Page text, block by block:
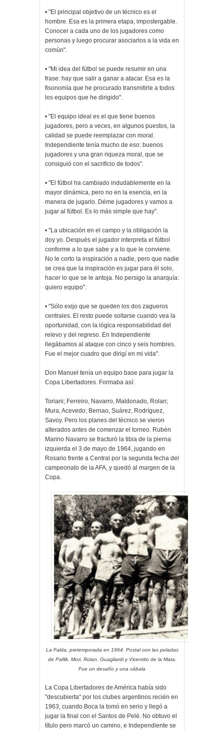
• "El principal objetivo de un técnico es el
hombre. Esa es la primera etapa, impostergable.
Conocer a cada uno de los jugadores como
personas y luego procurar asociarlos a la vida en
común".
• "Mi idea del fútbol se puede resumir en una
frase: hay que salir a ganar a atacar. Esa es la
fisonomía que he procurado transmitirle a todos
los equipos que he dirigido".
• "El equipo ideal es el que tiene buenos
jugadores, pero a veces, en algunos puestos, la
calidad se puede reemplazar con moral.
Independiente tenía mucho de eso: buenos
jugadores y una gran riqueza moral, que se
consiguió con el sacrificio de todos".
• "El fútbol ha cambiado indudablemente en la
mayor dinámica, pero no en la esencia, en la
manera de jugarlo. Déme jugadores y vamos a
jugar al fútbol. Es lo más simple que hay".
• "La ubicación en el campo y la obligación la
doy yo. Después el jugador interpreta el fútbol
conforme a lo que sabe y a lo que le conviene.
No le corto la inspiración a nadie, pero que nadie
se crea que la inspiración es jugar para él solo,
hacer lo que se le antoja. No persigo la anarquía:
quiero equipo".
• "Sólo exijo que se queden los dos zagueros
centrales. El resto puede soltarse cuando vea la
oportunidad, con la lógica responsabilidad del
relevo y del regreso. En Independiente
llegábamos al ataque con cinco y seis hombres.
Fue el mejor cuadro que dirigí en mi vida".
Don Manuel tenía un equipo base para jugar la
Copa Libertadores. Formaba así:
Toriani; Ferreiro, Navarro, Maldonado, Rolan;
Mura, Acevedo; Bernao, Suárez, Rodríguez,
Savoy. Pero los planes del técnico se vieron
alterados antes de comenzar el torneo. Rubén
Marino Navarro se fracturó la tibia de la pierna
izquierda el 3 de mayo de 1964, jugando en
Rosario frente a Central por la segunda fecha del
campeonato de la AFA, y quedó al margen de la
Copa.
La Falda, pretemporada en 1964. Postal con las peladas
de Paflik, Mori, Rolan, Guagliardi y Vicentito de la Mata.
Fue un desafío y una cábala
La Copa Libertadores de América había sido
"descubierta" por los clubes argentinos recién en
1963, cuando Boca la tomó en serio y llegó a
jugar la final con el Santos de Pelé. No obtuvo el
título pero marcó un camino, e Independiente se